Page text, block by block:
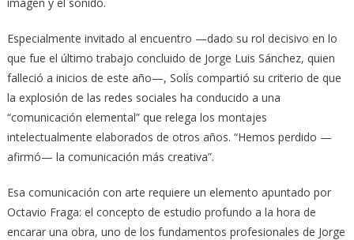
Especialmente invitado al encuentro —dado su rol decisivo en lo
que fue el último trabajo concluido de Jorge Luis Sánchez, quien
falleció a inicios de este año—, Solís compartió su criterio de que
la explosión de las redes sociales ha conducido a una
“comunicación elemental” que relega los montajes
intelectualmente elaborados de otros años. “Hemos perdido —
afirmó— la comunicación más creativa”.
Esa comunicación con arte requiere un elemento apuntado por
Octavio Fraga: el concepto de estudio profundo a la hora de
encarar una obra, uno de los fundamentos profesionales de Jorge